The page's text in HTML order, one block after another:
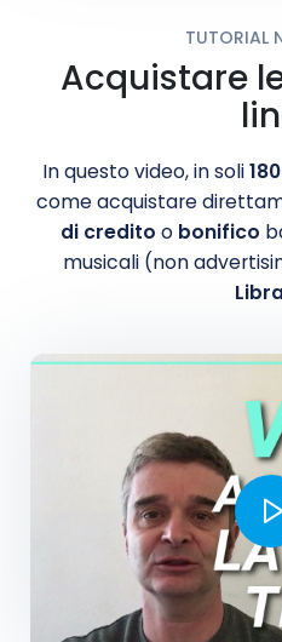
TUTORIAL
Acquistare
In questovideo, in soli
come acquistare
di credito o bonifico
musicali (non